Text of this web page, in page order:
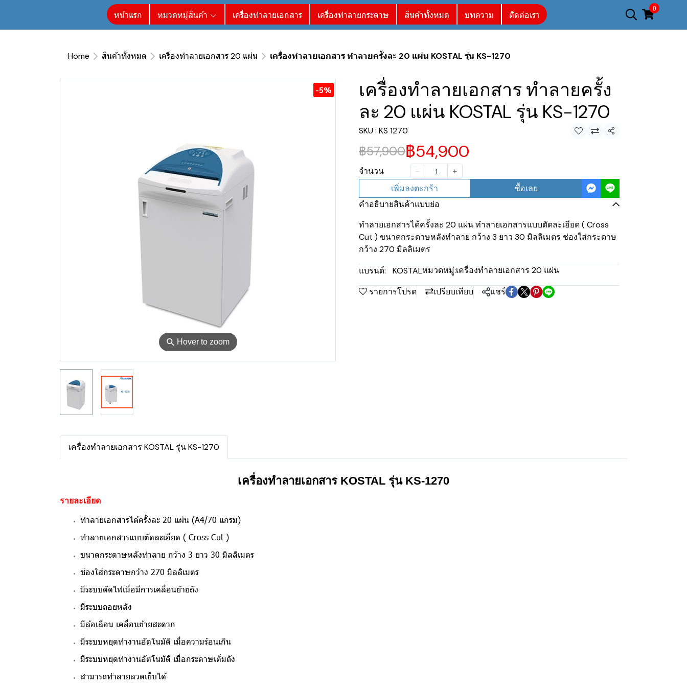
หน้าแรก หมวดหมู่สินค้า เครื่องทำลายเอกสาร เครื่องทำลายกระดาษ สินค้าทั้งหมด บทความ ติดต่อเรา 0
Home สินค้าทั้งหมด เครื่องทำลายเอกสาร 20 แผ่น เครื่องทำลายเอกสาร ทำลายครั้งละ 20 แผ่น KOSTAL รุ่น KS-1270
⚲ Hover to zoom
-5%
เครื่องทำลายเอกสาร ทำลายครั้ง
ละ 20 แผ่น KOSTAL รุ่น KS-1270
SKU : KS 1270 แชร์
฿57,900฿54,900
จำนวน
เพิ่มลงตะกร้า
ซื้อเลย
คำอธิบายสินค้าแบบย่อ
ทำลายเอกสารได้ครั้งละ 20 แผ่น ทำลายเอกสารแบบตัดละเอียด ( Cross
Cut ) ขนาดกระดาษหลังทำลาย กว้าง 3 ยาว 30 มิลลิเมตร ช่องใส่กระดาษ
กว้าง 270 มิลลิเมตร
แบรนด์:
KOSTALหมวดหมู่:เครื่องทำลายเอกสาร 20 แผ่น
รายการโปรด
เปรียบเทียบ แชร์
เครื่องทำลายเอกสาร KOSTAL รุ่น KS-1270
เครื่องทำลายเอกสาร KOSTAL รุ่น KS-1270
รายละเอียด
ทำลายเอกสารได้ครั้งละ 20 แผ่น (A4/70 แกรม)
ทำลายเอกสารแบบตัดละเอียด ( Cross Cut )
ขนาดกระดาษหลังทำลาย กว้าง 3 ยาว 30 มิลลิเมตร
ช่องใส่กระดาษกว้าง 270 มิลลิเมตร
มีระบบตัดไฟเมื่อมีการเคลื่อนย้ายถัง
มีระบบถอยหลัง
มีล้อเลื่อน เคลื่อนย้ายสะดวก
มีระบบหยุดทำงานอัตโนมัติ เมื่อความร้อนเกิน
มีระบบหยุดทำงานอัตโนมัติ เมื่อกระดาษเต็มถัง
สามารถทำลายลวดเย็บได้